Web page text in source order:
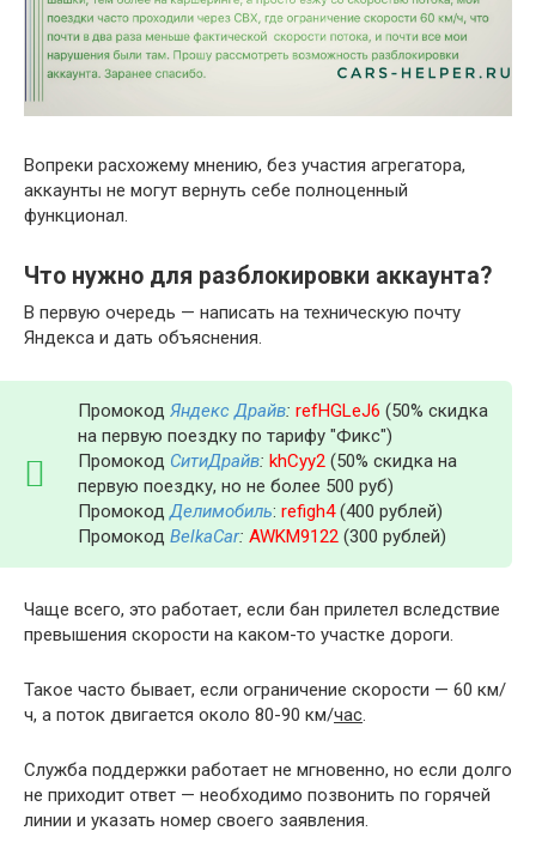
Вопреки расхожему мнению, без участия агрегатора,
аккаунты не могут вернуть себе полноценный
функционал.
Что нужно для разблокировки аккаунта?
В первую очередь — написать на техническую почту
Яндекса и дать объяснения.
Промокод Яндекс Драйв: refHGLeJ6 (50% скидка
на первую поездку по тарифу "Фикс")
Промокод СитиДрайв: khCyy2 (50% скидка на
первую поездку, но не более 500 руб)
ПромокодДелимобиль: refigh4(400 рублей)
Промокод BelkaCar: AWKM9122 (300 рублей)
Чаще всего, это работает, если бан прилетел вследствие
превышения скорости на каком-то участке дороги.
Такое часто бывает, если ограничение скорости — 60 км/
ч, а поток двигается около 80-90 км/час.
Служба поддержки работает не мгновенно, но если долго
не приходит ответ — необходимо позвонить по горячей
линии и указать номер своего заявления.